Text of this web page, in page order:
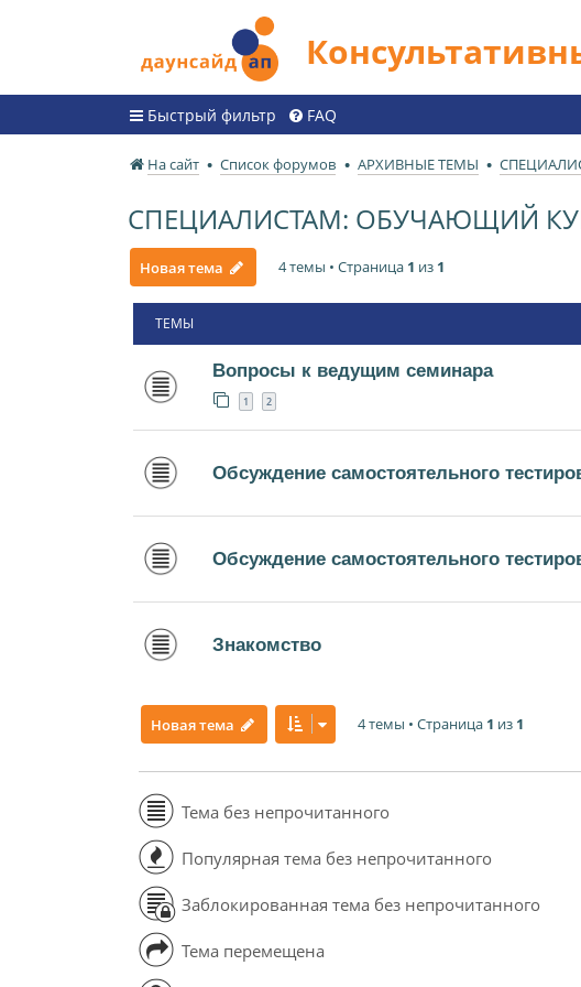
Быстрый фильтр FAQ
На сайт Список форумов АРХИВНЫЕ ТЕМЫ
СПЕЦИАЛИСТАМ: ОБУЧАЮЩИЙ
Новая тема 4 темы • Страница 1 из 1
ТЕМЫ
Вопросы к ведущим семинара
1 2
Обсуждение самостоятельного
Обсуждение самостоятельного
Знакомство
Новая тема 4 темы • Страница 1 из 1
Тема без непрочитанного
Популярная тема без непрочитанного
Заблокированная тема без непрочитанного
Тема перемещена